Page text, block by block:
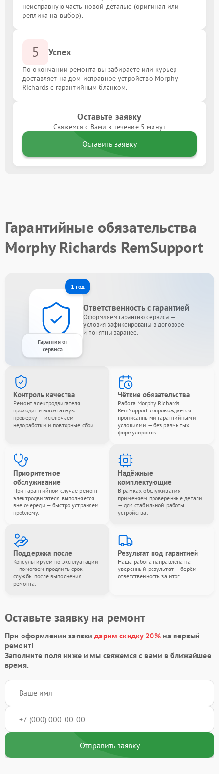
неисправную часть новой деталью (оригинал или
реплика на выбор).
5 Успех
По окончании ремонта вы забираете или курьер
доставляет на дом исправное устройство Morphy
Richards с гарантийным бланком.
Оставьте заявку
Свяжемся с Вами в течение 5 минут
Оставить заявку
Гарантийные обязательства
Morphy Richards RemSupport
1 год
Гарантия от
сервиса
Ответственность с гарантией
Оформляем гарантию сервиса —
условия зафиксированы в договоре
и понятны заранее.
Контроль качества
Ремонт электродвигателя
проходит многоэтапную
проверку — исключаем
недоработки и повторные сбои.
Чёткие обязательства
Работа Morphy Richards
RemSupport сопровождается
прописанными гарантийными
условиями — без размытых
формулировок.
Приоритетное
обслуживание
При гарантийном случае ремонт
электродвигателя выполняется
вне очереди — быстро устраняем
проблему.
Надёжные
комплектующие
В рамках обслуживания
применяем проверенные детали
— для стабильной работы
устройства.
Поддержка после
Консультируем по эксплуатации
— помогаем продлить срок
службы после выполнения
ремонта.
Результат под гарантией
Наша работа направлена на
уверенный результат — берём
ответственность за итог.
Оставьте заявку на ремонт
При оформлении заявкидарим скидку 20%на первый
ремонт!
Заполните поля ниже и мы свяжемся с вами в ближайшее
время.
Отправить заявку